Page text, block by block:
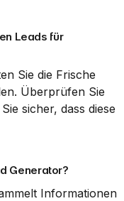
Leads für
Sie die Frische
Überprüfen Sie
sicher, dass diese
Generator?
Informationen